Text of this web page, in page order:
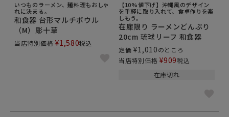
いつものラーメン、麺料理もおしゃ
れに決まる。
和食器 台形マルチボウル
（M）彫十草
当店特別価格 ¥1,580税込
【10%値下げ】沖縄風のデザイン
を手軽に取り入れて、食卓作りを楽
しもう。
在庫限り ラーメンどんぶり
20cm 琉球リーフ 和食器
定価 ¥1,010のところ
当店特別価格 ¥909税込
在庫切れ